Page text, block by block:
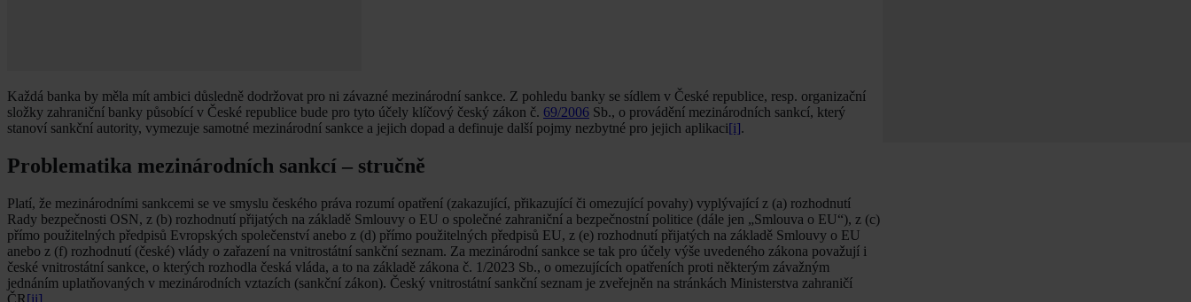
Každá banka by měla mít ambici důsledně dodržovat pro ni závazné mezinárodní sankce. Z pohledu banky se sídlem v České republice, resp. organizační
složky zahraniční banky působící v České republice bude pro tyto účely klíčový český zákon č. 69/2006 Sb., o provádění mezinárodních sankcí, který
stanoví sankční autority, vymezuje samotné mezinárodní sankce a jejich dopad a definuje další pojmy nezbytné pro jejich aplikaci[i].
Problematika mezinárodních sankcí – stručně
Platí, že mezinárodními sankcemi se ve smyslu českého práva rozumí opatření (zakazující, přikazující či omezující povahy) vyplývající z (a) rozhodnutí
Rady bezpečnosti OSN, z (b) rozhodnutí přijatých na základě Smlouvy o EU o společné zahraniční a bezpečnostní politice (dále jen „Smlouva o EU“), z (c)
přímo použitelných předpisů Evropských společenství anebo z (d) přímo použitelných předpisů EU, z (e) rozhodnutí přijatých na základě Smlouvy o EU
anebo z (f) rozhodnutí (české) vlády o zařazení na vnitrostátní sankční seznam. Za mezinárodní sankce se tak pro účely výše uvedeného zákona považují i
české vnitrostátní sankce, o kterých rozhodla česká vláda, a to na základě zákona č. 1/2023 Sb., o omezujících opatřeních proti některým závažným
jednáním uplatňovaných v mezinárodních vztazích (sankční zákon). Český vnitrostátní sankční seznam je zveřejněn na stránkách Ministerstva zahraničí
ČR[ii].